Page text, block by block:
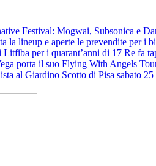
Festival: Mogwai, Subsonica e
la lineup e aperte le prevendite per i
per i quarant’anni di 17 Re fa
porta il suo Flying With Angels
al Giardino Scotto di Pisa sabato